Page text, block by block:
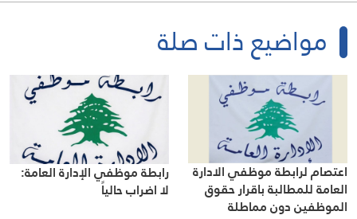
مواضيع ذات صلة
اعتصام لرابطة موظفي الادارة
العامة للمطالبة باقرار حقوق
الموظفين دون مماطلة
رابطة موظفي الإدارة العامة:
لا اضراب حالياً